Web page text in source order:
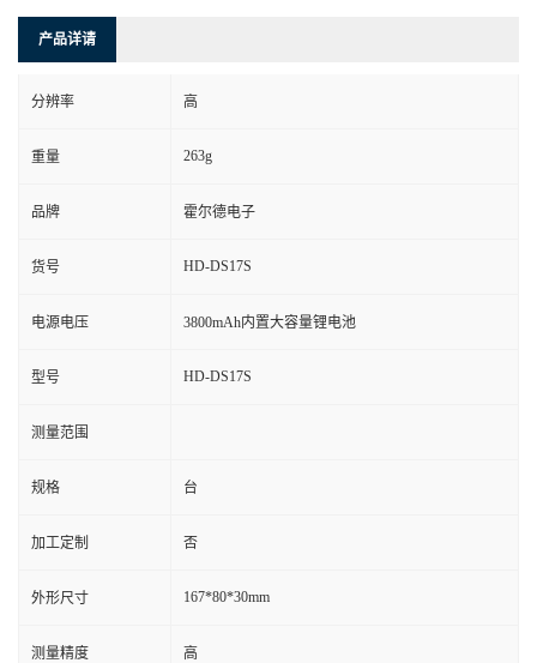
产品详请
分辨率 高
重量 263g
品牌 霍尔德电子
货号 HD-DS17S
电源电压 3800mAh内置大容量锂电池
型号 HD-DS17S
测量范围
规格 台
加工定制 否
外形尺寸 167*80*30mm
测量精度 高